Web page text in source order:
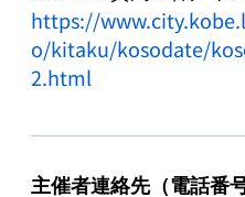
https://
o/kitaku/kosodate/
2.html
主催者連絡先（電話番号